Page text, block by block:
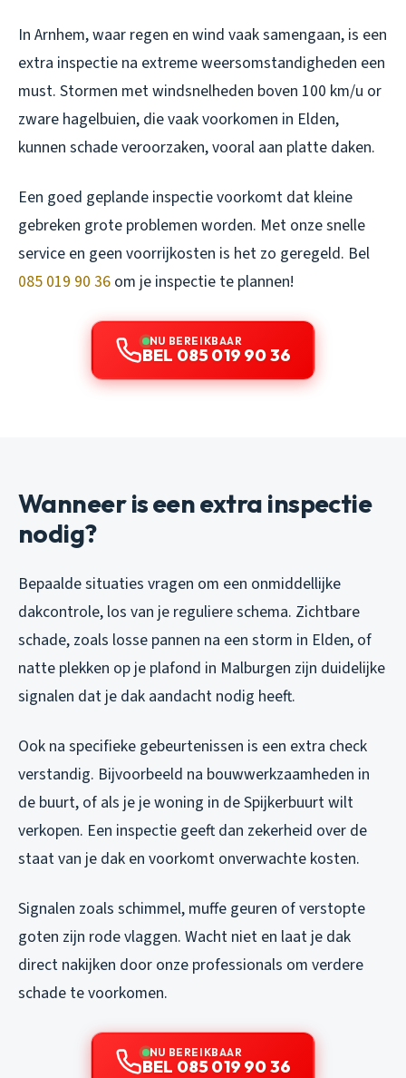
In Arnhem, waar regen en wind vaak samengaan, is een
extra inspectie na extreme weersomstandigheden een
must. Stormen met windsnelheden boven 100 km/u or
zware hagelbuien, die vaak voorkomen in Elden,
kunnen schade veroorzaken, vooral aan platte daken.
Een goed geplande inspectie voorkomt dat kleine
gebreken grote problemen worden. Met onze snelle
service en geen voorrijkosten is het zo geregeld. Bel
085 019 90 36 om je inspectie te plannen!
NU BEREIKBAAR
BEL 085 019 90 36
Wanneer is een extra inspectie
nodig?
Bepaalde situaties vragen om een onmiddellijke
dakcontrole, los van je reguliere schema. Zichtbare
schade, zoals losse pannen na een storm in Elden, of
natte plekken op je plafond in Malburgen zijn duidelijke
signalen dat je dak aandacht nodig heeft.
Ook na specifieke gebeurtenissen is een extra check
verstandig. Bijvoorbeeld na bouwwerkzaamheden in
de buurt, of als je je woning in de Spijkerbuurt wilt
verkopen. Een inspectie geeft dan zekerheid over de
staat van je dak en voorkomt onverwachte kosten.
Signalen zoals schimmel, muffe geuren of verstopte
goten zijn rode vlaggen. Wacht niet en laat je dak
direct nakijken door onze professionals om verdere
schade te voorkomen.
NU BEREIKBAAR
BEL 085 019 90 36